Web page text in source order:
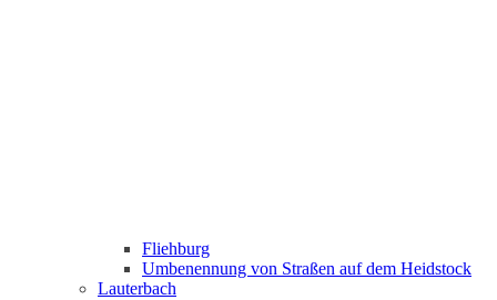
Fliehburg
Umbenennung von Straßen auf dem Heidstock
Lauterbach